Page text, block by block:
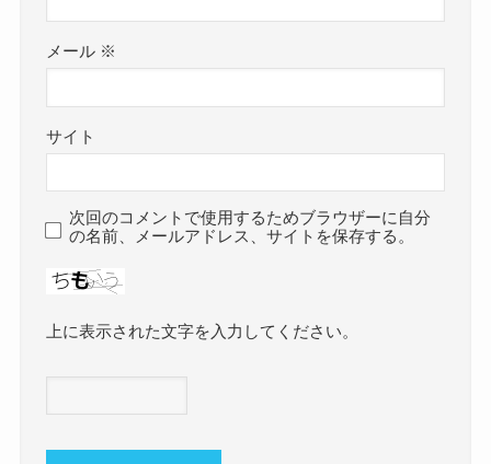
メール ※
サイト
次回のコメントで使用するためブラウザーに自分
の名前、メールアドレス、サイトを保存する。
上に表示された文字を入力してください。